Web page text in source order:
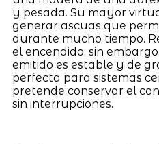
y pesada. Su mayor
generar ascuas que
durante mucho tiempo.
el encendido; sin
emitido es estable y de
perfecta para sistemas
pretende conservar el
sin interrupciones.